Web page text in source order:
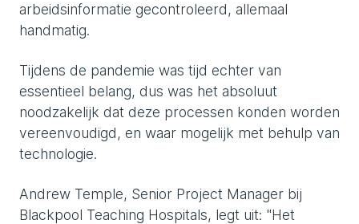
arbeidsinformatie gecontroleerd, allemaal
handmatig.
Tijdens de pandemie was tijd echter van
essentieel belang, dus was het absoluut
noodzakelijk dat deze processen konden worden
vereenvoudigd, en waar mogelijk met behulp van
technologie.
Andrew Temple, Senior Project Manager bij
Blackpool Teaching Hospitals, legt uit: "Het